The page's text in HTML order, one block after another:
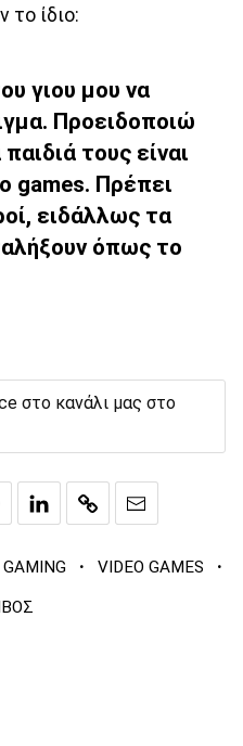
το ίδιο:
γιου μου να
Προειδοποιώ
τους είναι
games. Πρέπει
ειδάλλως τα
όπως το
στο κανάλι μας στο
GAMING · VIDEO GAMES ·